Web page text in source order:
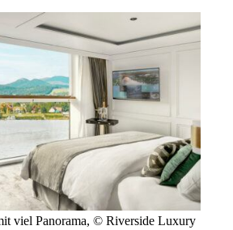
viel Panorama, © Riverside Luxury